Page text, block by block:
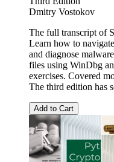
Dmitry Vostokov
The full transcript of
Learn how to
and diagnose
files using WinDbg
exercises. Covered
The third edition has
Add to Cart